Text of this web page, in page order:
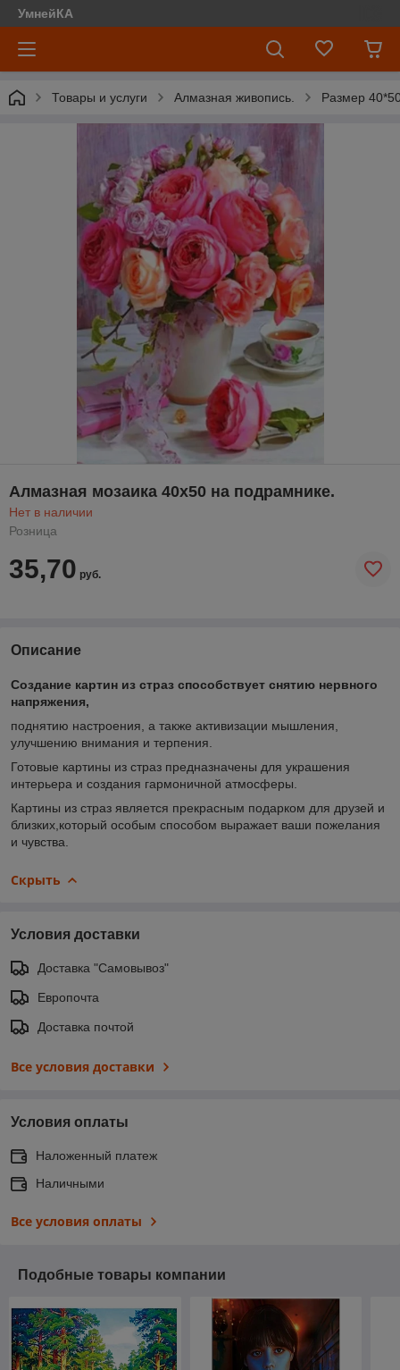
УмнейКА
Товары и услуги Алмазная живопись. Размер
Алмазная мозаика 40х50 на подрамнике.
Нет в наличии
Розница
35,70 руб.
Описание
Создание картин из страз способствует снятию нервного
напряжения,
поднятию настроения, а также активизации мышления,
улучшению внимания и терпения.
Готовые картины из страз предназначены для украшения
интерьера и создания гармоничной атмосферы.
Картины из страз является прекрасным подарком для друзей и
близких,который особым способом выражает ваши пожелания
и чувства.
Скрыть
Условия доставки
Доставка "Самовывоз"
Европочта
Доставка почтой
Все условия доставки
Условия оплаты
Наложенный платеж
Наличными
Все условия оплаты
Подобные товары компании